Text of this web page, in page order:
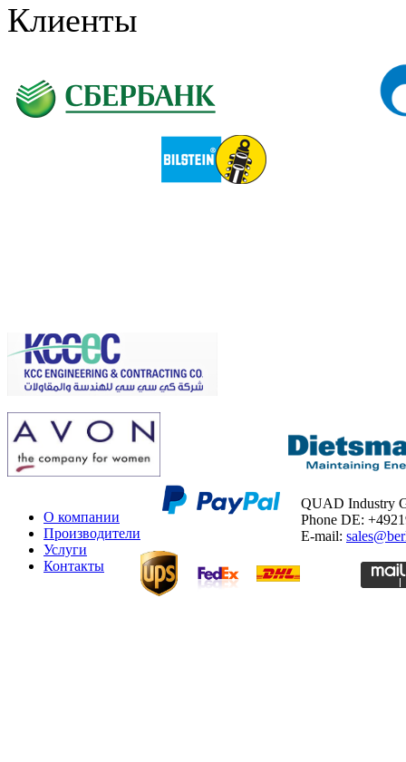
Клиенты
О компании
Производители
Услуги
Контакты
QUAD Industry
Phone DE:
E-mail: